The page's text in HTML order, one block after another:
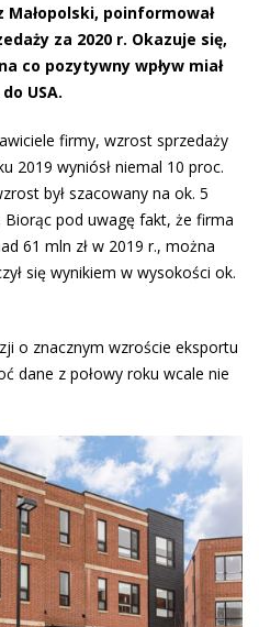
poinformował
za 2020 r. Okazuje się,
co pozytywny wpływ miał
USA.
firmy, wzrost sprzedaży
2019 wyniósł niemal 10 proc.
był szacowany na ok. 5
Biorąc pod uwagę fakt, że firma
61 mln zł w 2019 r., można
się wynikiem w wysokości ok.
o znacznym wzroście eksportu
dane z połowy roku wcale nie